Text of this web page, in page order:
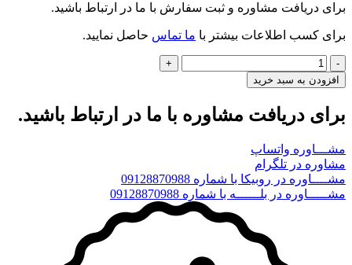
برای دریافت مشاوره و ثبت سفارش با ما در ارتباط باشید.
برای کسب اطلاعات بیشتر با ما تماس حاصل نمایید.
دسته
گل
کد
423
عدد
افزودن به سبد خرید
برای دریافت مشاوره با ما در ارتباط باشید.
مشـــاوره واتساپ
مشاوره در تلگرام
مشــــاوره در روبیکا با شماره 09128870988
مشـــــاوره در بلــــــه با شماره 09128870988